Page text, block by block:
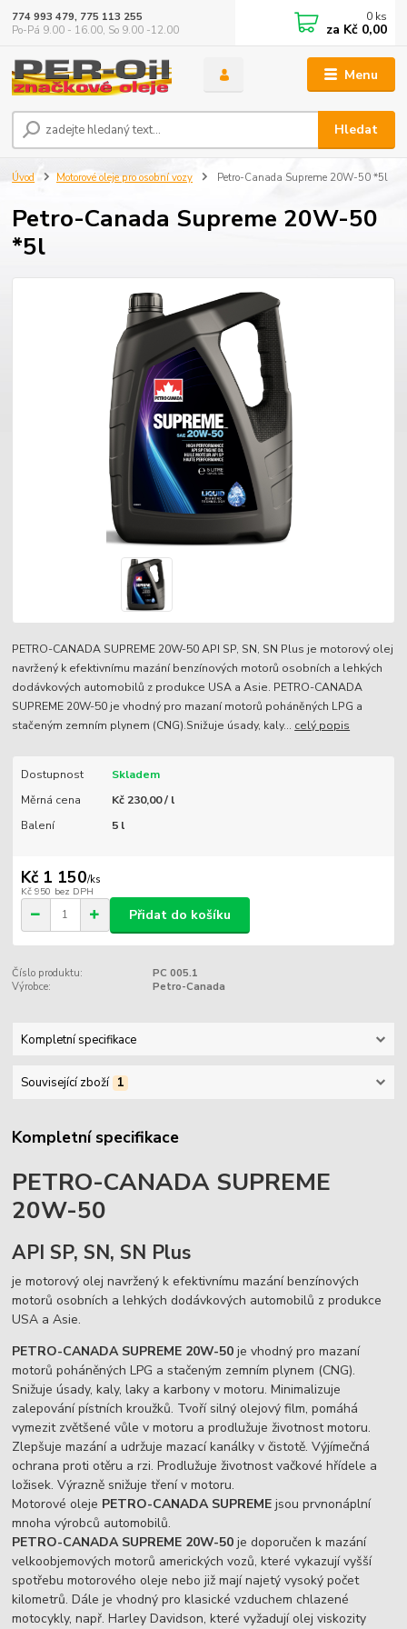
Menu
Hledat
774 993 479, 775 113 255
Po-Pá 9.00 - 16.00, So 9.00 -12.00
0 ks
za Kč 0,00
Úvod Motorové oleje pro osobní vozy Petro-Canada Supreme 20W-50 *5l
Petro-Canada Supreme 20W-50
*5l
PETRO-CANADA SUPREME 20W-50 API SP, SN, SN Plus je motorový olej
navržený k efektivnímu mazání benzínových motorů osobních a lehkých
dodávkových automobilů z produkce USA a Asie. PETRO-CANADA
SUPREME 20W-50 je vhodný pro mazaní motorů poháněných LPG a
stačeným zemním plynem (CNG).Snižuje úsady, kaly... celý popis
Dostupnost
Skladem
Měrná cena
Kč 230,00 / l
Balení
5 l
Kč 1 150/ks
Kč 950 bez DPH
Přidat do košíku
Číslo produktu:
PC 005.1
Výrobce:
Petro-Canada
Kompletní specifikace
Související zboží 1
Kompletní specifikace
PETRO-CANADA SUPREME
20W-50
API SP, SN, SN Plus
je motorový olej navržený k efektivnímu mazání benzínových
motorů osobních a lehkých dodávkových automobilů z produkce
USA a Asie.
PETRO-CANADA SUPREME 20W-50 je vhodný pro mazaní
motorů poháněných LPG a stačeným zemním plynem (CNG).
Snižuje úsady, kaly, laky a karbony v motoru. Minimalizuje
zalepování pístních kroužků. Tvoří silný olejový film, pomáhá
vymezit zvětšené vůle v motoru a prodlužuje životnost motoru.
Zlepšuje mazání a udržuje mazací kanálky v čistotě. Výjímečná
ochrana proti otěru a rzi. Prodlužuje životnost vačkové hřídele a
ložisek. Výrazně snižuje tření v motoru.
Motorové oleje PETRO-CANADA SUPREME jsou prvnonáplní
mnoha výrobců automobilů.
PETRO-CANADA SUPREME 20W-50je doporučen k mazání
velkoobjemových motorů amerických vozů, které vykazují vyšší
spotřebu motorového oleje nebo již mají najetý vysoký počet
kilometrů. Dále je vhodný pro klasické vzduchem chlazené
motocykly, např. Harley Davidson, které vyžadují olej viskozity